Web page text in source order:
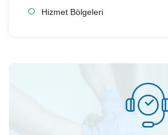
Hizmet Bölgeleri